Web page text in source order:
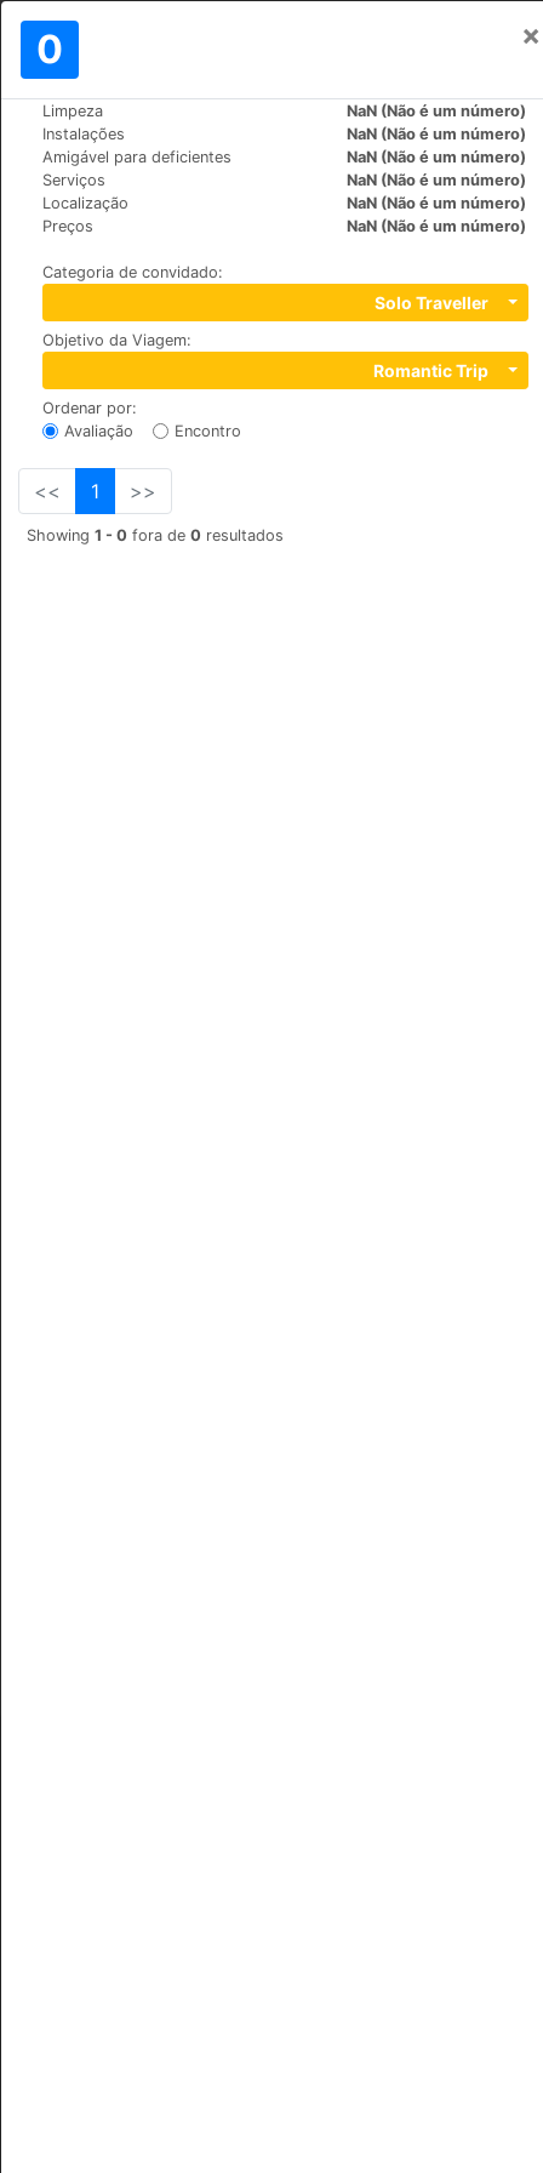
0 ×
Limpeza
NaN (Não é um número)
Instalações
NaN (Não é um número)
Amigável para deficientes
NaN (Não é um número)
Serviços
NaN (Não é um número)
Localização
NaN (Não é um número)
Preços
NaN (Não é um número)
Categoria de convidado:
Solo Traveller
Objetivo da Viagem:
Romantic Trip
Ordenar por:
Avaliação
Encontro
<< 1 >>
Showing 1 - 0 fora de 0 resultados
Mundo>Turkey
Moonshine Apart Hotel
+90 (0)2523134434
Mars Mabedi caddesi No:57, 48200